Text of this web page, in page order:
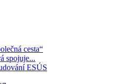
cesta“
spojuje...
ESÚS